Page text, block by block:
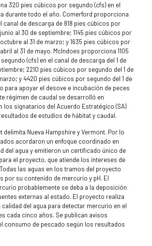
320 pies cúbicos por segundo (cfs) en el
durante todo el año. Comerford proporciona
canal de descarga de 818 pies cúbicos por
al 30 de septiembre; 1145 pies cúbicos por
al 31 de marzo; y 1635 pies cúbicos por
al 31 de mayo. McIndoes proporciona 1105
(cfs) en el canal de descarga del 1 de
2210 pies cúbicos por segundo del 1 de
y 4420 pies cúbicos por segundo del 1 de
para apoyar el desove e incubación de peces
régimen de caudal se desarrolló en
los signatarios del Acuerdo Estratégico (SA)
de estudios de hábitat y caudal.
delimita Nueva Hampshire y Vermont. Por lo
acordaron un enfoque coordinado en
del agua y emitieron un certificado único de
el proyecto, que atiende los intereses de
las aguas en los tramos del proyecto
por su contenido de mercurio y pH. El
probablemente se deba a la deposición
externas al estado. El proyecto realiza
del agua para detectar mercurio en el
cada cinco años. Se publican avisos
consumo de pescado según los resultados